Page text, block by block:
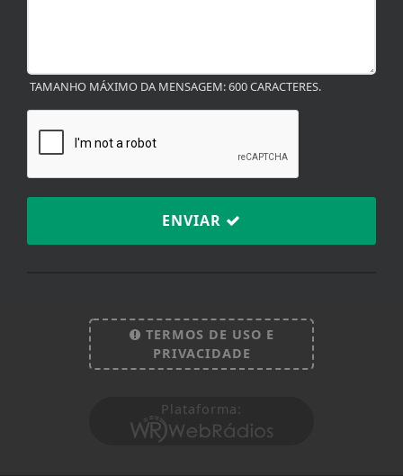
TAMANHO MÁXIMO DA MENSAGEM: 600 CARACTERES.
ENVIAR
TERMOS DE USO E
PRIVACIDADE
Plataforma:
Esse site utiliza cookies para melhorar sua
experiência de navegação. Ao continuar o acesso,
entendemos que você concorda com nossos Termos
PARA MAIS INFORMAÇÕES,ACESSE NOSSOS TERMOS